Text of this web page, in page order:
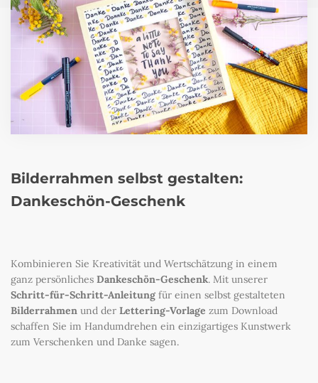
Bilderrahmen selbst gestalten:
Dankeschön-Geschenk
Kombinieren Sie Kreativität und Wertschätzung in einem
ganz persönliches Dankeschön-Geschenk. Mit unserer
Schritt-für-Schritt-Anleitung für einen selbst gestalteten
Bilderrahmen und der Lettering-Vorlage zum Download
schaffen Sie im Handumdrehen ein einzigartiges Kunstwerk
zum Verschenken und Danke sagen.